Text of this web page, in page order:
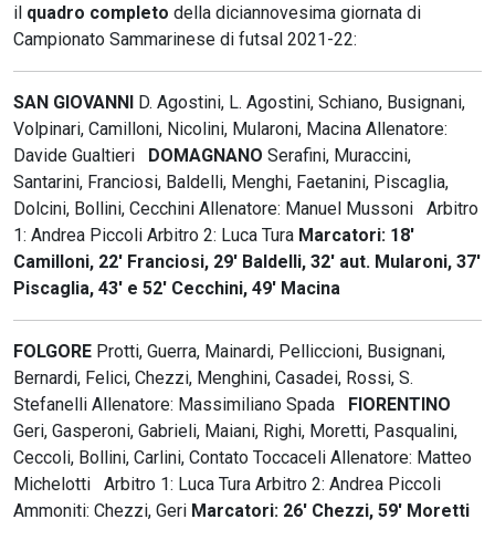
il quadro completo della diciannovesima giornata di
Campionato Sammarinese di futsal 2021-22:
SAN GIOVANNI D. Agostini, L. Agostini, Schiano, Busignani,
Volpinari, Camilloni, Nicolini, Mularoni, Macina Allenatore:
Davide Gualtieri DOMAGNANO Serafini, Muraccini,
Santarini, Franciosi, Baldelli, Menghi, Faetanini, Piscaglia,
Dolcini, Bollini, Cecchini Allenatore: Manuel Mussoni Arbitro
1: Andrea Piccoli Arbitro 2: Luca Tura Marcatori: 18'
Camilloni, 22' Franciosi, 29' Baldelli, 32' aut. Mularoni, 37'
Piscaglia, 43' e 52' Cecchini, 49' Macina
FOLGORE Protti, Guerra, Mainardi, Pelliccioni, Busignani,
Bernardi, Felici, Chezzi, Menghini, Casadei, Rossi, S.
Stefanelli Allenatore: Massimiliano Spada FIORENTINO
Geri, Gasperoni, Gabrieli, Maiani, Righi, Moretti, Pasqualini,
Ceccoli, Bollini, Carlini, Contato Toccaceli Allenatore: Matteo
Michelotti Arbitro 1: Luca Tura Arbitro 2: Andrea Piccoli
Ammoniti: Chezzi, Geri Marcatori: 26' Chezzi, 59' Moretti